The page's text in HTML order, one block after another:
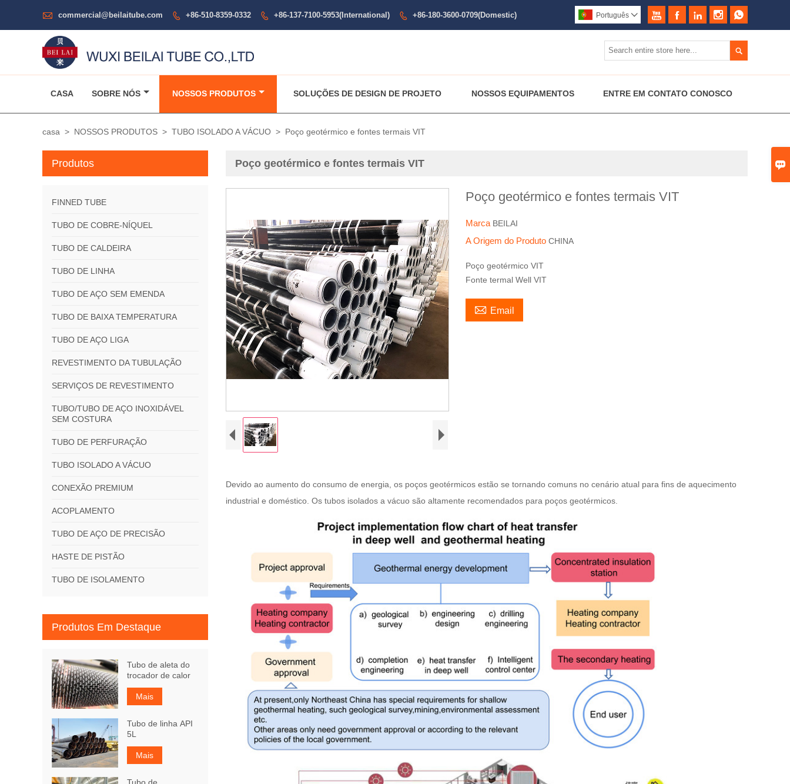

 commercial@beilaitube.com  +86-510-8359-0332  +86-137-7100-5953(International)  +86-180-3600-0709(Domestic)     
Português 

CASA SOBRE NÓS NOSSOS PRODUTOS SOLUÇÕES DE DESIGN DE PROJETO NOSSOS EQUIPAMENTOS ENTRE EM CONTATO CONOSCO
casa > NOSSOS PRODUTOS > TUBO ISOLADO A VÁCUO > Poço geotérmico e fontes termais VIT
Poço geotérmico e fontes termais VIT
Poço geotérmico e fontes termais VIT
Marca BEILAI
A Origem do ProdutoCHINA
Poço geotérmico VIT
Fonte termal Well VIT
 Email
Devido ao aumento do consumo de energia, os poços geotérmicos estão se tornando comuns no cenário atual para fins de aquecimento
industrial e doméstico. Os tubos isolados a vácuo são altamente recomendados para poços geotérmicos.
Produtos
FINNED TUBE
TUBO DE COBRE-NÍQUEL
TUBO DE CALDEIRA
TUBO DE LINHA
TUBO DE AÇO SEM EMENDA
TUBO DE BAIXA TEMPERATURA
TUBO DE AÇO LIGA
REVESTIMENTO DA TUBULAÇÃO
SERVIÇOS DE REVESTIMENTO
TUBO/TUBO DE AÇO INOXIDÁVEL
SEM COSTURA
TUBO DE PERFURAÇÃO
TUBO ISOLADO A VÁCUO
CONEXÃO PREMIUM
ACOPLAMENTO
TUBO DE AÇO DE PRECISÃO
HASTE DE PISTÃO
TUBO DE ISOLAMENTO
Produtos Em Destaque
Tubo de aleta do
trocador de calor
Mais
Tubo de linha API
5L
Mais